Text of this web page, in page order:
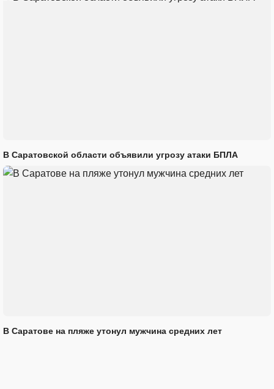
В Саратовской области объявили угрозу атаки БПЛА
В Саратове на пляже утонул мужчина средних лет